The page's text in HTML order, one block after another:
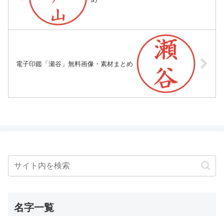
電子印鑑「瀬谷」無料画像・素材まとめ
名字一覧